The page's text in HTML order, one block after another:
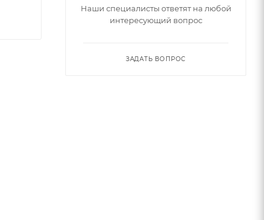
Наши специалисты ответят на любой
интересующий вопрос
ЗАДАТЬ ВОПРОС